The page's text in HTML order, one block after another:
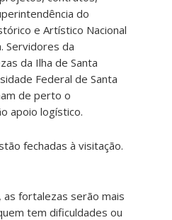
do
e Artístico Nacional
Servidores da
da Ilha de Santa
Federal de Santa
de perto o
apoio logístico.
fechadas à visitação.
fortalezas serão mais
tem dificuldades ou